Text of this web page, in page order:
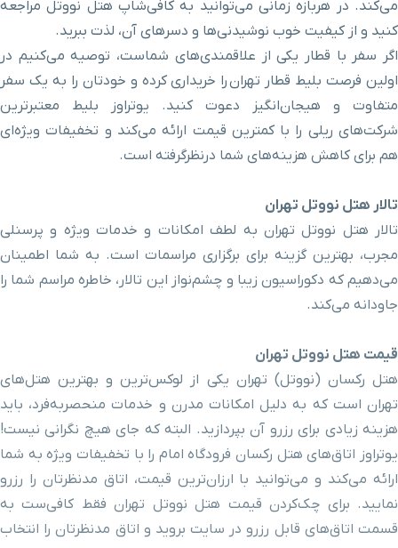
ملی ملک
۱ ساعت و ۴ دقیقه با خودرو (۵۴ کیلومتر و ۲۰۰ متر)
پارک دانشجو ۱ ساعت و ۶ دقیقه با خودرو (۵۴ کیلومتر و ۲۵۴ متر)
موزه عبرت
میدان امام
خمینی
۱ ساعت و ۴ دقیقه با خودرو (۵۴ کیلومتر و ۴۱۹ متر)
کلیسا کانسولاتا
مجموعه
قزاقخانه
۱ ساعت و ۴ دقیقه با خودرو (۵۴ کیلومتر و ۵۱۸ متر)
خیابان جیحون
موزه آبگینه و
سفالینه
۱ ساعت و ۴ دقیقه با خودرو (۵۴ کیلومتر و ۶۵۶ متر)
می‌کند. در هربازه زمانی می‌توانید به کافی‌شاپ هتل نووتل مراجعه
کنید و از کیفیت خوب نوشیدنی‌ها و دسرهای آن، لذت ببرید.
اگر سفر با قطار یکی از علاقمندی‌های شماست، توصیه می‌کنیم در
اولین فرصت بلیط قطار تهران را خریداری کرده و خودتان را به یک سفر
متفاوت و هیجان‌انگیز دعوت کنید. یوتراوز بلیط معتبرترین
شرکت‌های ریلی را با کمترین قیمت ارائه می‌کند و تخفیفات ویژه‌ای
هم برای کاهش هزینه‌های شما درنظرگرفته است.
تالار هتل نووتل تهران
تالار هتل نووتل تهران به لطف امکانات و خدمات ویژه و پرسنلی
مجرب، بهترین گزینه برای برگزاری مراسمات است. به شما اطمینان
می‌دهیم که دکوراسیون زیبا و چشم‌نواز این تالار، خاطره مراسم شما را
جاودانه می‌کند.
قیمت هتل نووتل تهران
هتل رکسان (نووتل) تهران یکی از لوکس‌ترین و بهترین هتل‌های
تهران است که به دلیل امکانات مدرن و خدمات منحصربه‌فرد، باید
هزینه زیادی برای رزرو آن بپردازید. البته که جای هیچ نگرانی نیست!
یوتراوز اتاق‌های هتل رکسان فرودگاه امام را با تخفیفات ویژه به شما
ارائه می‌کند و می‌توانید با ارزان‌ترین قیمت، اتاق مدنظرتان را رزرو
نمایید. برای چک‌کردن قیمت هتل نووتل تهران فقط کافی‌ست به
قسمت اتاقهای قابل رزرو در سایت بروید و اتاق مدنظرتان را انتخاب